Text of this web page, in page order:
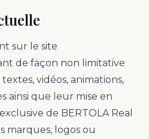
sur le site
de façon non limitative
textes, vidéos, animations,
ainsi que leur mise en
de BERTOLA Real
marques, logos ou